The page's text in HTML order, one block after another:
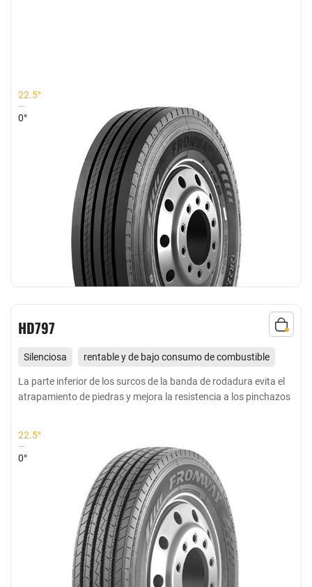
22.5°
0°
HD797
Silenciosa
rentable y de bajo consumo de combustible
Adecuado para todas las ruedas de media y larga distancia
en buenas carreteras y carreteras pavimentadas
La parte inferior de los surcos de la banda de rodadura evita el
atrapamiento de piedras y mejora la resistencia a los pinchazos
22.5°
0°